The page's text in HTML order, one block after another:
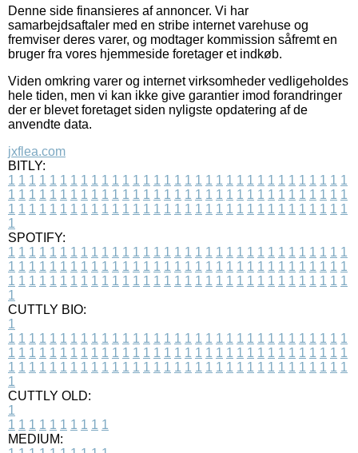
Denne side finansieres af annoncer. Vi har
samarbejdsaftaler med en stribe internet varehuse og
fremviser deres varer, og modtager kommission såfremt en
bruger fra vores hjemmeside foretager et indkøb.
Viden omkring varer og internet virksomheder vedligeholdes
hele tiden, men vi kan ikke give garantier imod forandringer
der er blevet foretaget siden nyligste opdatering af de
anvendte data.
jxflea.com
BITLY:
1 1 1 1 1 1 1 1 1 1 1 1 1 1 1 1 1 1 1 1 1 1 1 1 1 1 1 1 1 1 1 1 1
1 1 1 1 1 1 1 1 1 1 1 1 1 1 1 1 1 1 1 1 1 1 1 1 1 1 1 1 1 1 1 1 1
1 1 1 1 1 1 1 1 1 1 1 1 1 1 1 1 1 1 1 1 1 1 1 1 1 1 1 1 1 1 1 1 1
1
SPOTIFY:
1 1 1 1 1 1 1 1 1 1 1 1 1 1 1 1 1 1 1 1 1 1 1 1 1 1 1 1 1 1 1 1 1
1 1 1 1 1 1 1 1 1 1 1 1 1 1 1 1 1 1 1 1 1 1 1 1 1 1 1 1 1 1 1 1 1
1 1 1 1 1 1 1 1 1 1 1 1 1 1 1 1 1 1 1 1 1 1 1 1 1 1 1 1 1 1 1 1 1
1
CUTTLY BIO:
1
1 1 1 1 1 1 1 1 1 1 1 1 1 1 1 1 1 1 1 1 1 1 1 1 1 1 1 1 1 1 1 1 1
1 1 1 1 1 1 1 1 1 1 1 1 1 1 1 1 1 1 1 1 1 1 1 1 1 1 1 1 1 1 1 1 1
1 1 1 1 1 1 1 1 1 1 1 1 1 1 1 1 1 1 1 1 1 1 1 1 1 1 1 1 1 1 1 1 1
1
CUTTLY OLD:
1
1 1 1 1 1 1 1 1 1 1
MEDIUM: